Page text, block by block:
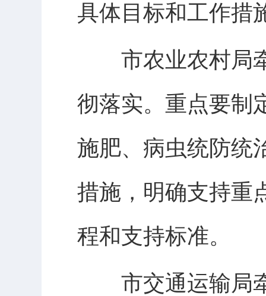
具体目标和工作措
市农业农村局牵
彻落实。重点要制
施肥、病虫统防统
措施，明确支持重
程和支持标准。
市交通运输局牵